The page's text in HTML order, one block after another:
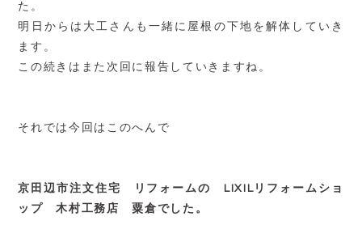
た。
明日からは大工さんも一緒に屋根の下地を解体していき
ます。
この続きはまた次回に報告していきますね。
それでは今回はこのへんで
京田辺市注文住宅 リフォームの LIXILリフォームショ
ップ 木村工務店 粟倉でした。